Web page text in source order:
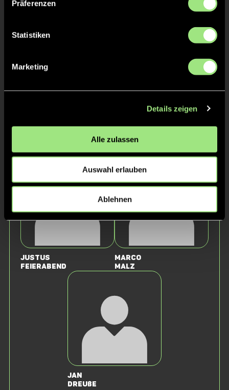
Präferenzen
Statistiken
Marketing
Details zeigen
Alle zulassen
Auswahl erlauben
Ablehnen
Fritz
Justus
Feierabend
Marco
Malz
Jan
Dreuße